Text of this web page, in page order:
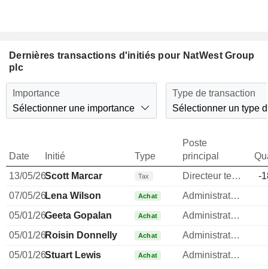
Dernières transactions d'initiés pour NatWest Group
plc
Importance
Sélectionner une importance
Type de transaction
Sélectionner un type
Date Initié Type
Poste
principal
13/05/26Scott Marcar Tax Directeur technique
-
07/05/26Lena Wilson Achat
Administrateur
05/01/26Geeta Gopalan Achat
Administrateur
05/01/26Roisin Donnelly Achat
Administrateur
05/01/26Stuart Lewis Achat
Administrateur